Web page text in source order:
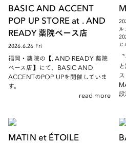
BASIC AND ACCENT
POP UP STORE at . AND
READY 薬院ベース店
2026.6.26 Fri
福岡・薬院の【. AND READY 薬院
ベース店】にて、BASIC AND
ACCENTのPOP UPを開催していま
す。
read more
ル
MATIN et ÉTOILE